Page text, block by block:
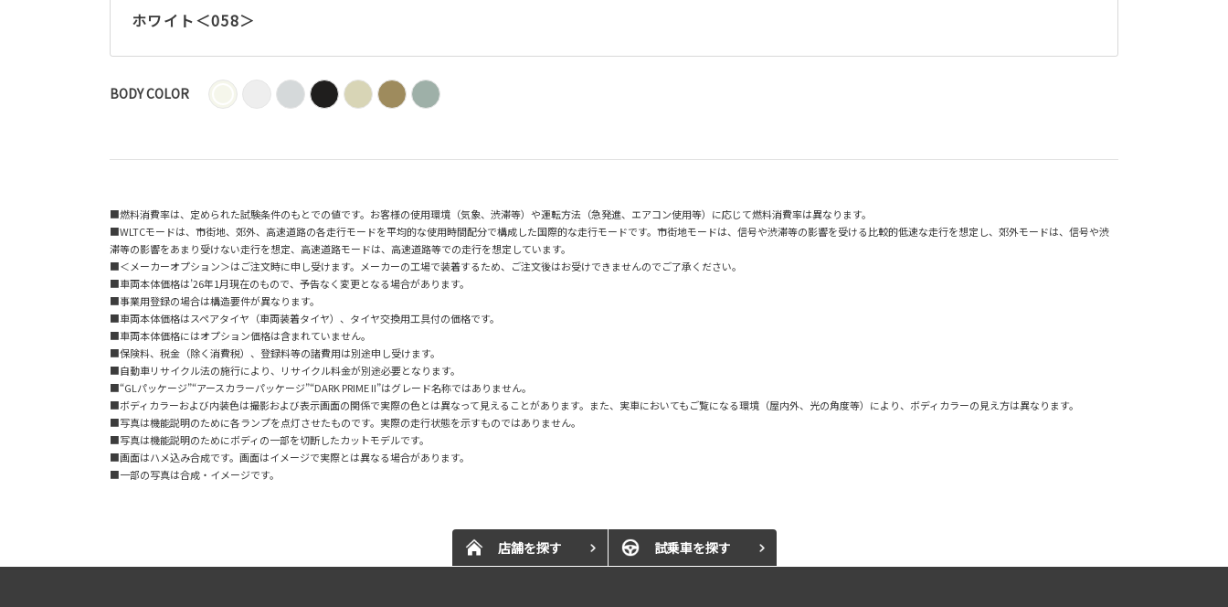
ホワイト＜058＞
BODY COLOR
■燃料消費率は、定められた試験条件のもとでの値です。お客様の使用環境（気象、渋滞等）や運転方法（急発進、エアコン使用等）に応じて燃料消費率は異なります。
■WLTCモードは、市街地、郊外、高速道路の各走行モードを平均的な使用時間配分で構成した国際的な走行モードです。市街地モードは、信号や渋滞等の影響を受ける比較的低速な走行を想定し、郊外モードは、信号や渋
滞等の影響をあまり受けない走行を想定、高速道路モードは、高速道路等での走行を想定しています。
■＜メーカーオプション＞はご注文時に申し受けます。メーカーの工場で装着するため、ご注文後はお受けできませんのでご了承ください。
■車両本体価格は’26年1月現在のもので、予告なく変更となる場合があります。
■事業用登録の場合は構造要件が異なります。
■車両本体価格はスペアタイヤ（車両装着タイヤ）、タイヤ交換用工具付の価格です。
■車両本体価格にはオプション価格は含まれていません。
■保険料、税金（除く消費税）、登録料等の諸費用は別途申し受けます。
■自動車リサイクル法の施行により、リサイクル料金が別途必要となります。
■“GLパッケージ”“アースカラーパッケージ”“DARK PRIME II”はグレード名称ではありません。
■ボディカラーおよび内装色は撮影および表示画面の関係で実際の色とは異なって見えることがあります。また、実車においてもご覧になる環境（屋内外、光の角度等）により、ボディカラーの見え方は異なります。
■写真は機能説明のために各ランプを点灯させたものです。実際の走行状態を示すものではありません。
■写真は機能説明のためにボディの一部を切断したカットモデルです。
■画面はハメ込み合成です。 画面はイメージで実際とは異なる場合があります。
■一部の写真は合成・イメージです。
店舗を探す 試乗車を探す